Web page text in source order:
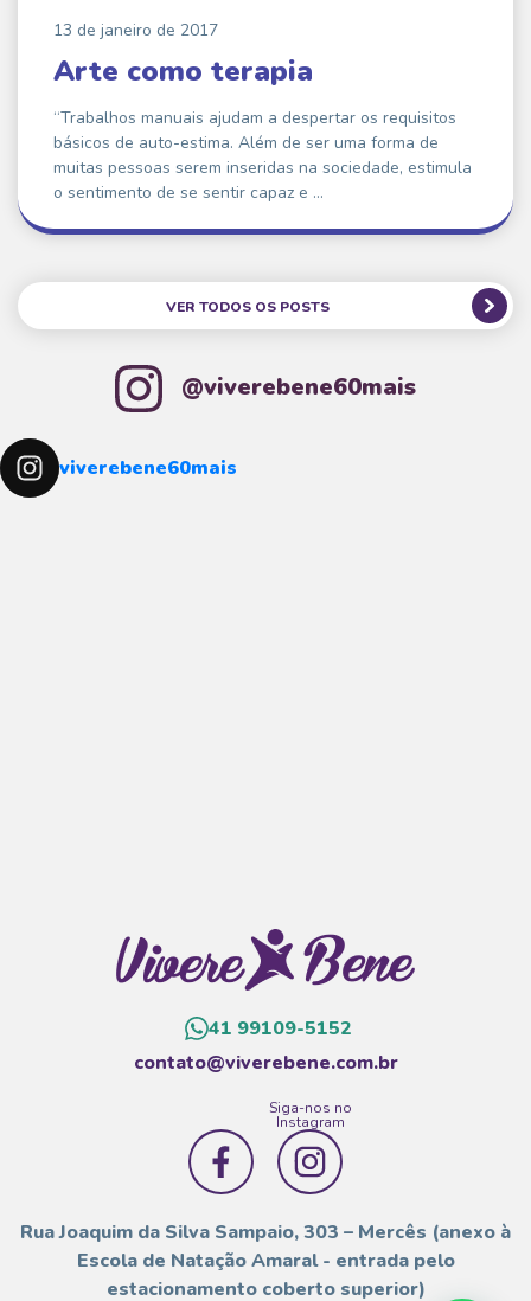
13 de janeiro de 2017
Arte como terapia
“Trabalhos manuais ajudam a despertar os requisitos
básicos de auto-estima. Além de ser uma forma de
muitas pessoas serem inseridas na sociedade, estimula
o sentimento de se sentir capaz e …
VER TODOS OS POSTS
@viverebene60mais
viverebene60mais
41 99109-5152
contato@viverebene.com.br
Siga-nos no
Instagram
Rua Joaquim da Silva Sampaio, 303 – Mercês (anexo à
Escola de Natação Amaral - entrada pelo
estacionamento coberto superior)